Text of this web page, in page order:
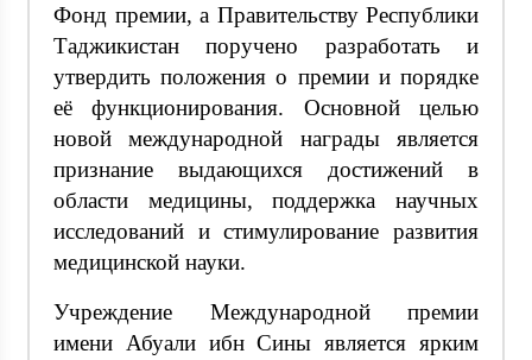
Фонд премии, а Правительству Республики
Таджикистан поручено разработать и
утвердить положения о премии и порядке
её функционирования. Основной целью
новой международной награды является
признание выдающихся достижений в
области медицины, поддержка научных
исследований и стимулирование развития
медицинской науки.
Учреждение Международной премии
имени Абуали ибн Сины является ярким